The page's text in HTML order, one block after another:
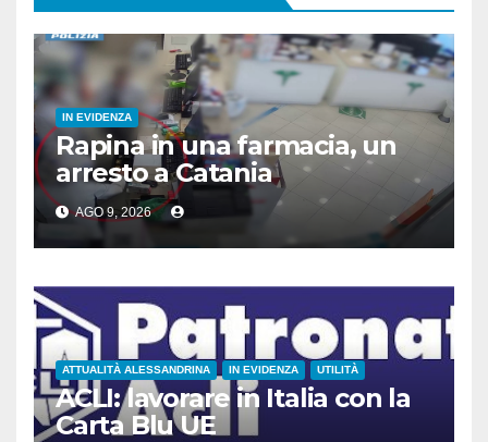
IN EVIDENZA
Rapina in una farmacia, un
arresto a Catania
AGO 9, 2026
ATTUALITÀ ALESSANDRINA IN EVIDENZA UTILITÀ
ACLI: lavorare in Italia con la
Carta Blu UE